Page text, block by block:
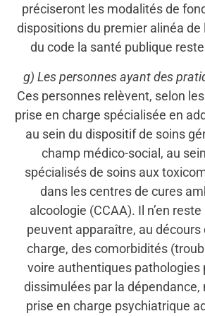
préciseront les modalités de
dispositions du premier alinéa de
du code la santé publique
g) Les personnes ayant des
Ces personnes relèvent, selon
prise en charge spécialisée en
au sein du dispositif de soins
champ médico-social, au
spécialisés de soins aux
dans les centres de cures
alcoologie (CCAA). Il n’en
peuvent apparaître, au décours
charge, des comorbidités
voire authentiques pathologies
dissimulées par la dépendance,
prise en charge psychiatrique